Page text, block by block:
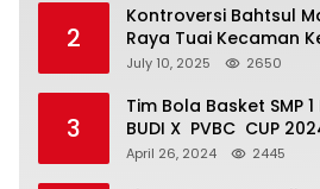
2
Kontroversi Bahtsul
Raya Tuai Kecaman
Al Mu’min
July 10, 2025 2650
3
Tim Bola Basket SMP
BUDI X PVBC CUP
April 26, 2024 2445